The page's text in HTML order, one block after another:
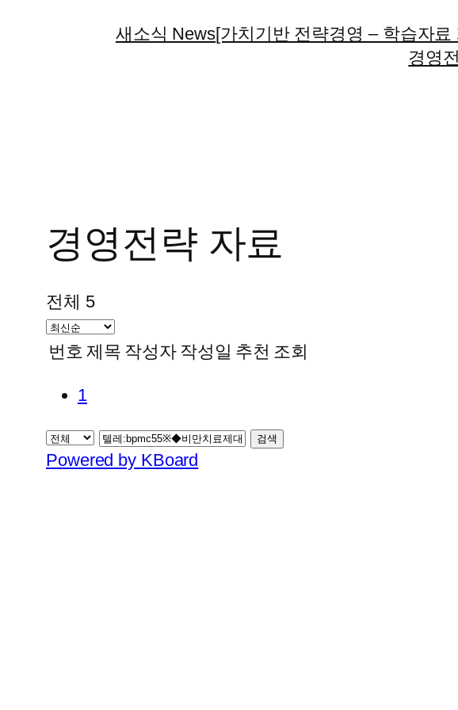
새소식 News[가치기반 전략경영 – 학습자료
경영
경영전략 자료
전체 5
번호 제목 작성자 작성일 추천 조회
1
검색
Powered by KBoard